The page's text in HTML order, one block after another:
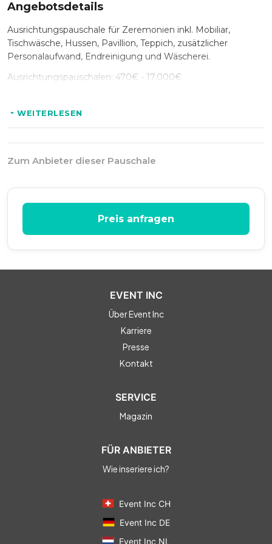
Angebotsdetails
Ausrichtungspauschale für Zeremonien inkl. Mobiliar,
Tischwäsche, Hussen, Pavillion, Teppich, zusätzlicher
Personalaufwand, Endreinigung und Wäscherei.
Ausrichtungspauschalen: 470€ - 17.000€
WEITERLESEN
Zum Anbieter dieser Pauschale
Preis anfragen
EVENT INC
Über Event Inc
Karriere
Presse
Kontakt
SERVICE
Magazin
FÜR ANBIETER
Wie inseriere ich?
Event Inc CH
Event Inc DE
Event Inc NL